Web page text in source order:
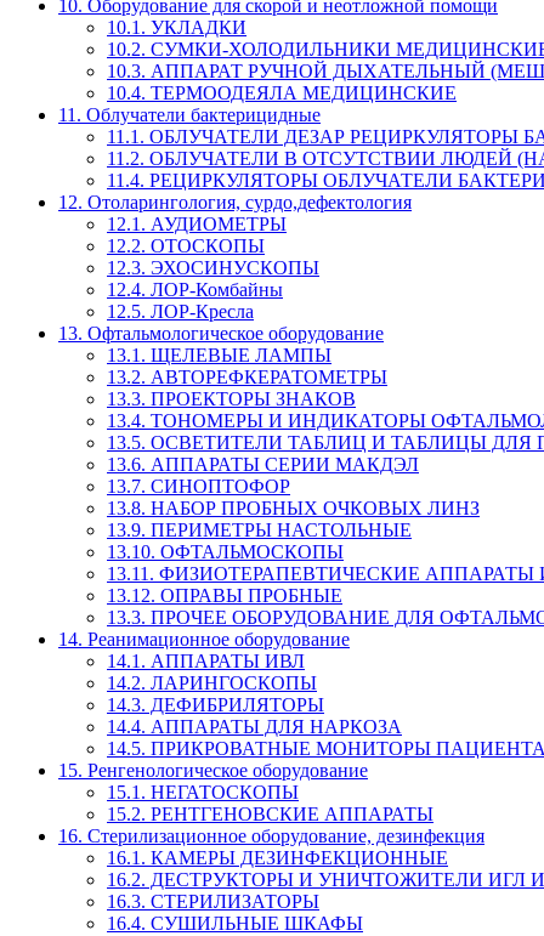
10. Оборудование для скорой и неотложной помощи
10.1. УКЛАДКИ
10.2. СУМКИ-ХОЛОДИЛЬНИКИ
10.3. АППАРАТ РУЧНОЙ ДЫХАТЕЛЬНЫЙ
10.4. ТЕРМООДЕЯЛА МЕДИЦИНСКИЕ
11. Облучатели бактерицидные
11.1. ОБЛУЧАТЕЛИ ДЕЗАР РЕЦИРКУЛЯТОРЫ
11.2. ОБЛУЧАТЕЛИ В ОТСУТСТВИИ ЛЮДЕЙ
11.4. РЕЦИРКУЛЯТОРЫ ОБЛУЧАТЕЛИ
12. Отоларингология, сурдо,дефектология
12.1. АУДИОМЕТРЫ
12.2. ОТОСКОПЫ
12.3. ЭХОСИНУСКОПЫ
12.4. ЛОР-Комбайны
12.5. ЛОР-Кресла
13. Офтальмологическое оборудование
13.1. ЩЕЛЕВЫЕ ЛАМПЫ
13.2. АВТОРЕФКЕРАТОМЕТРЫ
13.3. ПРОЕКТОРЫ ЗНАКОВ
13.4. ТОНОМЕРЫ И ИНДИКАТОРЫ
13.5. ОСВЕТИТЕЛИ ТАБЛИЦ И ТАБЛИЦЫ ДЛЯ
13.6. АППАРАТЫ СЕРИИ МАКДЭЛ
13.7. СИНОПТОФОР
13.8. НАБОР ПРОБНЫХ ОЧКОВЫХ ЛИНЗ
13.9. ПЕРИМЕТРЫ НАСТОЛЬНЫЕ
13.10. ОФТАЛЬМОСКОПЫ
13.11. ФИЗИОТЕРАПЕВТИЧЕСКИЕ
13.12. ОПРАВЫ ПРОБНЫЕ
13.3. ПРОЧЕЕ ОБОРУДОВАНИЕ ДЛЯ
14. Реанимационное оборудование
14.1. АППАРАТЫ ИВЛ
14.2. ЛАРИНГОСКОПЫ
14.3. ДЕФИБРИЛЯТОРЫ
14.4. АППАРАТЫ ДЛЯ НАРКОЗА
14.5. ПРИКРОВАТНЫЕ МОНИТОРЫ ПАЦИЕНТА
15. Ренгенологическое оборудование
15.1. НЕГАТОСКОПЫ
15.2. РЕНТГЕНОВСКИЕ АППАРАТЫ
16. Стерилизационное оборудование, дезинфекция
16.1. КАМЕРЫ ДЕЗИНФЕКЦИОННЫЕ
16.2. ДЕСТРУКТОРЫ И УНИЧТОЖИТЕЛИ ИГЛ
16.3. СТЕРИЛИЗАТОРЫ
16.4. СУШИЛЬНЫЕ ШКАФЫ